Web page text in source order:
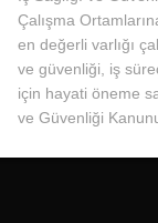
Çalışma
en değerli varlığı
ve güvenliği, iş
için hayati öneme
ve Güvenliği